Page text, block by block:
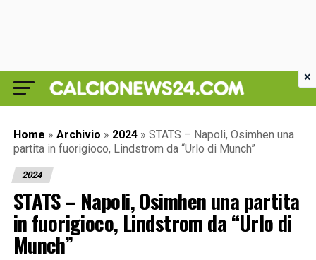
Home » Archivio » 2024 » STATS – Napoli, Osimhen una
partita in fuorigioco, Lindstrom da “Urlo di Munch”
2024
STATS – Napoli, Osimhen una partita
in fuorigioco, Lindstrom da “Urlo di
Munch”
×